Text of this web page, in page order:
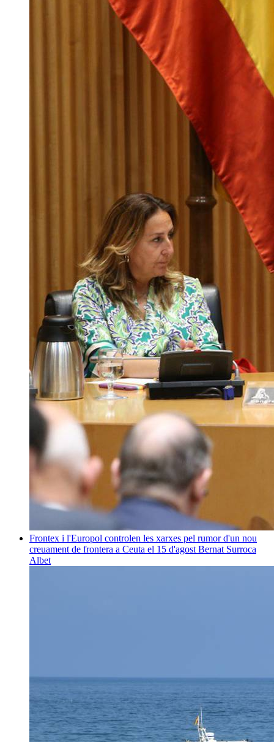
Frontex i l'Europol controlen les xarxes pel rumor d'un nou
creuament de frontera a Ceuta el 15 d'agost Bernat Surroca
Albet